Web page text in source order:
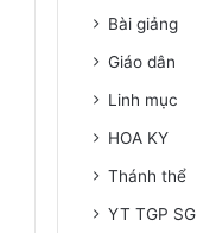
Bài giảng
Giáo dân
Linh mục
HOA KY
Thánh thể
YT TGP SG